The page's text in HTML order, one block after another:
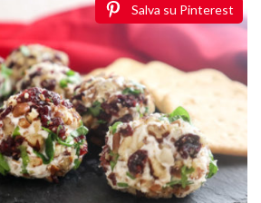
Salva su Pinterest